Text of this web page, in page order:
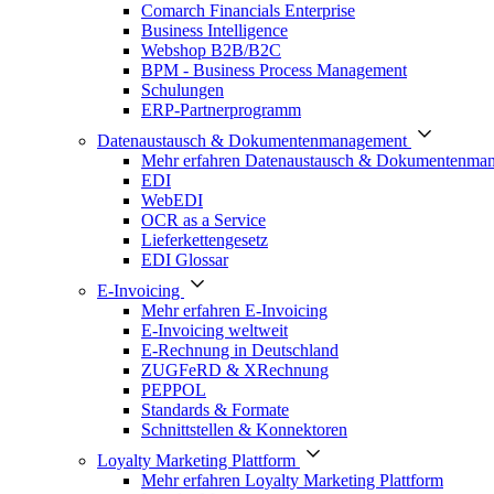
Comarch Financials Enterprise
Business Intelligence
Webshop B2B/B2C
BPM - Business Process Management
Schulungen
ERP-Partnerprogramm
Datenaustausch & Dokumentenmanagement
Mehr erfahren Datenaustausch &
EDI
WebEDI
OCR as a Service
Lieferkettengesetz
EDI Glossar
E-Invoicing
Mehr erfahren E-Invoicing
E-Invoicing weltweit
E-Rechnung in Deutschland
ZUGFeRD & XRechnung
PEPPOL
Standards & Formate
Schnittstellen & Konnektoren
Loyalty Marketing Plattform
Mehr erfahren Loyalty Marketing Plattform